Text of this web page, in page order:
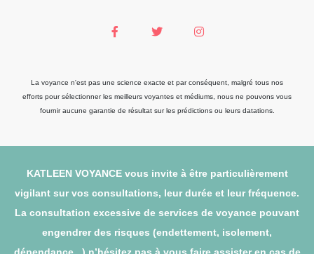
La voyance n'est pas une science exacte et par conséquent, malgré tous nos
efforts pour sélectionner les meilleurs voyantes et médiums, nous ne pouvons vous
fournir aucune garantie de résultat sur les prédictions ou leurs datations.
KATLEEN VOYANCE vous invite à être particulièrement
vigilant sur vos consultations, leur durée et leur fréquence.
La consultation excessive de services de voyance pouvant
engendrer des risques (endettement, isolement,